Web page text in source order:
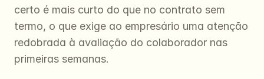
certo é mais curto do que no contrato sem
termo, o que exige ao empresário uma atenção
redobrada à avaliação do colaborador nas
primeiras semanas.